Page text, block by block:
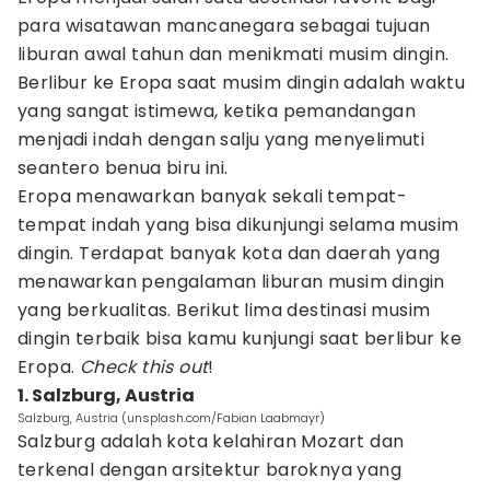
para wisatawan mancanegara sebagai tujuan
liburan awal tahun dan menikmati musim dingin.
Berlibur ke Eropa saat musim dingin adalah waktu
yang sangat istimewa, ketika pemandangan
menjadi indah dengan salju yang menyelimuti
seantero benua biru ini.
Eropa menawarkan banyak sekali tempat-
tempat indah yang bisa dikunjungi selama musim
dingin. Terdapat banyak kota dan daerah yang
menawarkan pengalaman liburan musim dingin
yang berkualitas. Berikut lima destinasi musim
dingin terbaik bisa kamu kunjungi saat berlibur ke
Eropa. Check this out!
1. Salzburg, Austria
Salzburg, Austria (unsplash.com/Fabian Laabmayr)
Salzburg adalah kota kelahiran Mozart dan
terkenal dengan arsitektur baroknya yang